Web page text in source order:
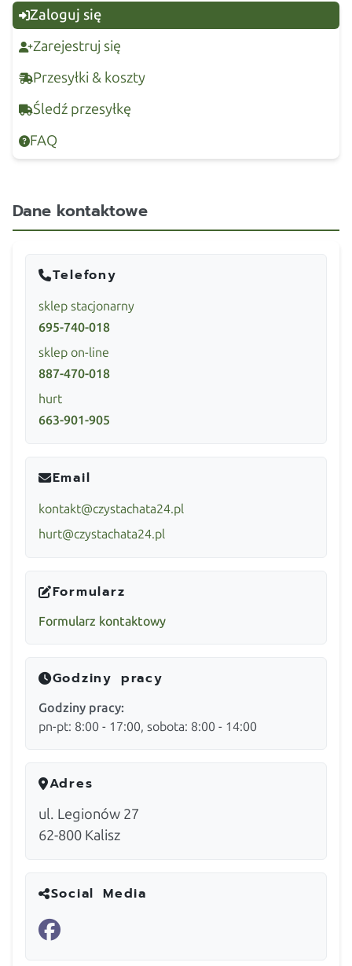
Zaloguj się
Zarejestruj się
Przesyłki & koszty
Śledź przesyłkę
FAQ
Dane kontaktowe
Telefony
sklep stacjonarny
695-740-018
sklep on-line
887-470-018
hurt
663-901-905
Email
kontakt@czystachata24.pl
hurt@czystachata24.pl
Formularz
Formularz kontaktowy
Godziny pracy
Godziny pracy:
pn-pt: 8:00 - 17:00, sobota: 8:00 - 14:00
Adres
ul. Legionów 27
62-800 Kalisz
Social Media